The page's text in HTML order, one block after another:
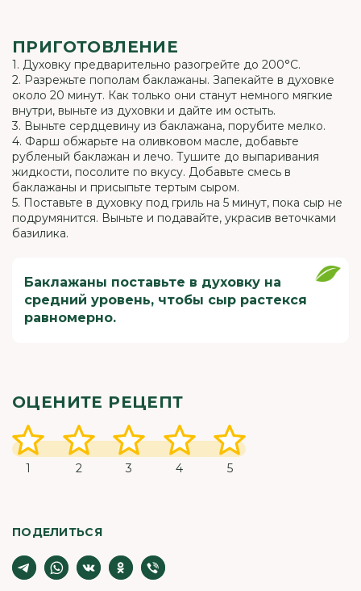
ПРИГОТОВЛЕНИЕ
1. Духовку предварительно разогрейте до 200°C.
2. Разрежьте пополам баклажаны. Запекайте в духовке
около 20 минут. Как только они станут немного мягкие
внутри, выньте из духовки и дайте им остыть.
3. Выньте сердцевину из баклажана, порубите мелко.
4. Фарш обжарьте на оливковом масле, добавьте
рубленый баклажан и лечо. Тушите до выпаривания
жидкости, посолите по вкусу. Добавьте смесь в
баклажаны и присыпьте тертым сыром.
5. Поставьте в духовку под гриль на 5 минут, пока сыр не
подрумянится. Выньте и подавайте, украсив веточками
базилика.
Баклажаны поставьте в духовку на
средний уровень, чтобы сыр растекся
равномерно.
ОЦЕНИТЕ РЕЦЕПТ
1 2 3 4 5
ПОДЕЛИТЬСЯ